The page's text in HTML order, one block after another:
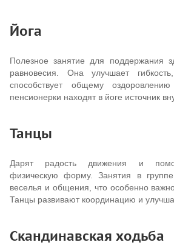
Йога
Полезное занятие для поддержания
равновесия. Она улучшает
способствует общему
пенсионерки находят в йоге источник
Танцы
Дарят радость движения и
физическую форму. Занятия в
веселья и общения, что особенно
Танцы развивают координацию и
Скандинавская ходьба